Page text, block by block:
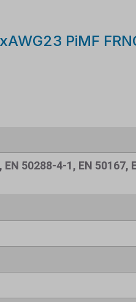
PiMF
EN 50288-4-1, EN 50167,